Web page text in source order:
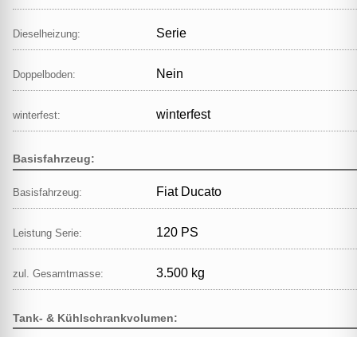
Dieselheizung: Serie
Doppelboden: Nein
winterfest: winterfest
Basisfahrzeug:
Basisfahrzeug: Fiat Ducato
Leistung Serie: 120 PS
zul. Gesamtmasse: 3.500 kg
Tank- & Kühlschrankvolumen: